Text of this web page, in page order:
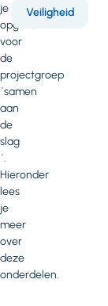
je
opgeven
voor
de
projectgroep
´samen
aan
de
slag
´.
Hieronder
lees
je
meer
over
deze
onderdelen.
Veiligheid